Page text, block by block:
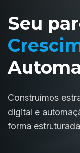
Seu
Construímos
digital e
forma